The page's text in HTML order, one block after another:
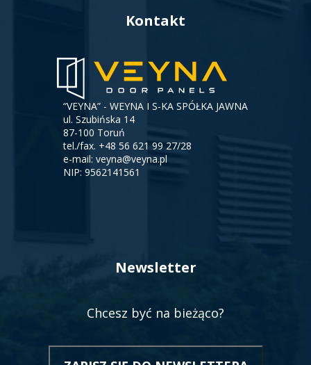
Kontakt
“VEYNA” - WEYNA I S-KA SPÓŁKA JAWNA
ul. Szubińska 14
87-100 Toruń
tel./fax. +48 56 621 99 27/28
e-mail: veyna@veyna.pl
NIP: 9562141561
Newsletter
Chcesz być na bieżąco?